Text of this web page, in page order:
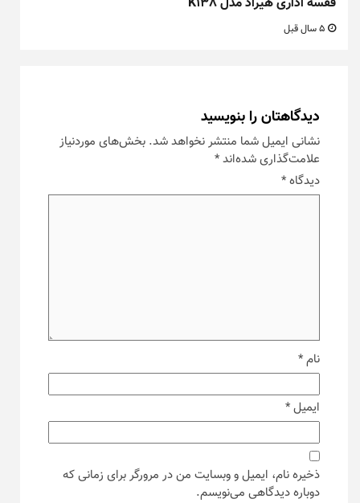
دیدگاهتان را بنویسید
نشانی ایمیل شما منتشر نخواهد شد. بخش‌های موردنیاز
علامت‌گذاری شده‌اند*
دیدگاه*
نام*
ایمیل*
ذخیره نام، ایمیل و وبسایت من در مرورگر برای زمانی که
دوباره دیدگاهی می‌نویسم.